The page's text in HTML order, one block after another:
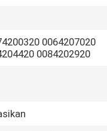
0064207020
0084202920